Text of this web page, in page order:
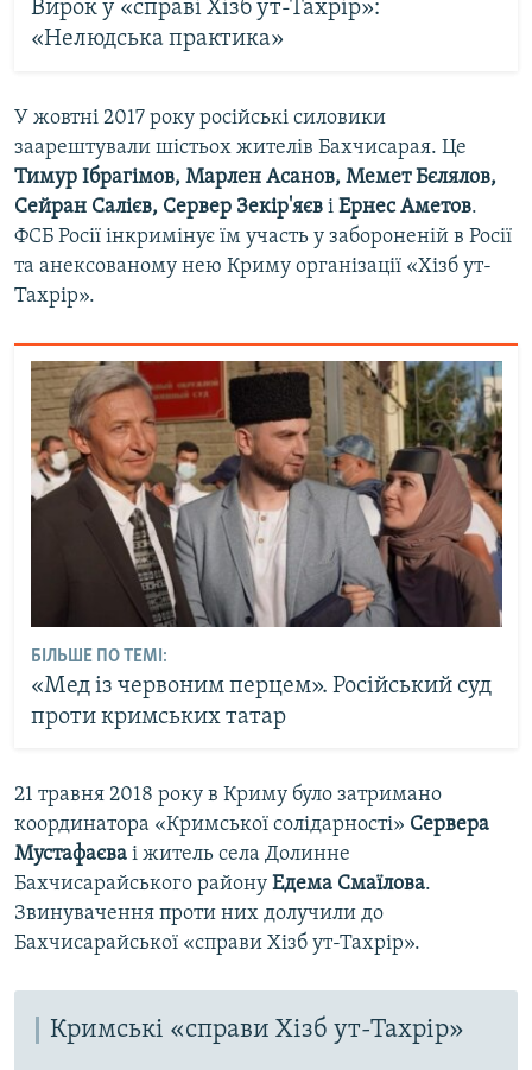
Вирок у «справі Хізб ут-Тахрір»:
«Нелюдська практика»
У жовтні 2017 року російські силовики
заарештували шістьох жителів Бахчисарая. Це
Тимур Ібрагімов, Марлен Асанов, Мемет Бєлялов,
Сейран Салієв, Сервер Зекір'яєв і Ернес Аметов.
ФСБ Росії інкримінує їм участь у забороненій в Росії
та анексованому нею Криму організації «Хізб ут-
Тахрір».
БІЛЬШЕ ПО ТЕМІ:
«Мед із червоним перцем». Російський суд
проти кримських татар
21 травня 2018 року в Криму було затримано
координатора «Кримської солідарності» Сервера
Мустафаєва і житель села Долинне
Бахчисарайського району Едема Смаїлова.
Звинувачення проти них долучили до
Бахчисарайської «справи Хізб ут-Тахрір».
Кримські «справи Хізб ут-Тахрір»